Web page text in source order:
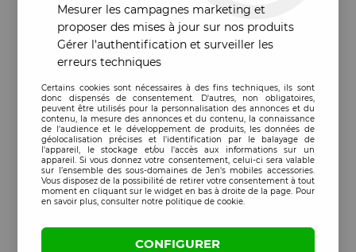
Mesurer les campagnes marketing et
proposer des mises à jour sur nos produits
Gérer l'authentification et surveiller les
erreurs techniques
Certains cookies sont nécessaires à des fins techniques, ils sont
donc dispensés de consentement. D'autres, non obligatoires,
peuvent être utilisés pour la personnalisation des annonces et du
contenu, la mesure des annonces et du contenu, la connaissance
de l'audience et le développement de produits, les données de
géolocalisation précises et l'identification par le balayage de
l'appareil, le stockage et/ou l'accès aux informations sur un
appareil. Si vous donnez votre consentement, celui-ci sera valable
sur l’ensemble des sous-domaines de Jen's mobiles accessories.
Vous disposez de la possibilité de retirer votre consentement à tout
moment en cliquant sur le widget en bas à droite de la page. Pour
en savoir plus, consulter notre politique de cookie.
CONFIGURER